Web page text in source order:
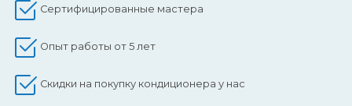
Сертифицированные мастера
Опыт работы от 5 лет
Скидки на покупку кондиционера у нас